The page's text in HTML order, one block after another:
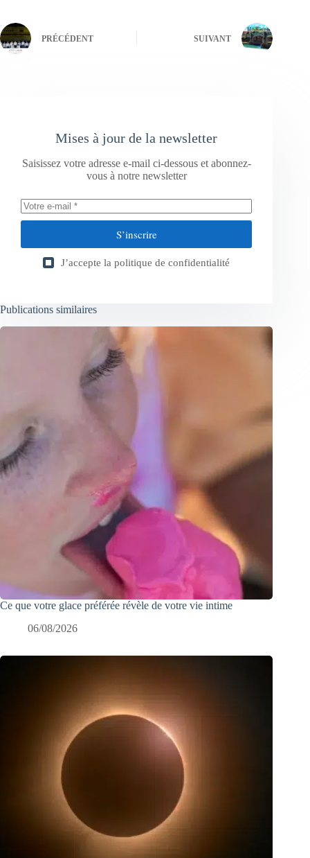
PRÉCÉDENT SUIVANT
Mises à jour de la newsletter
Saisissez votre adresse e-mail ci-dessous et abonnez-
vous à notre newsletter
S’inscrire
J’accepte la politique de confidentialité
Publications similaires
Ce que votre glace préférée révèle de votre vie intime
06/08/2026